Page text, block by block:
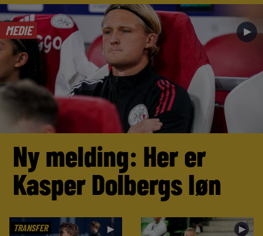
MEDIE ►
Ny melding: Her er
Kasper Dolbergs løn
TRANSFER ► ►